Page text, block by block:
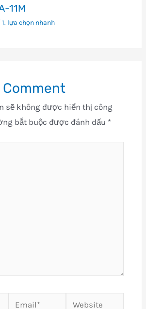
11M
1. lựa chọn nhanh
Comment
sẽ không được hiển thị công
bắt buộc được đánh dấu *
Email* Website